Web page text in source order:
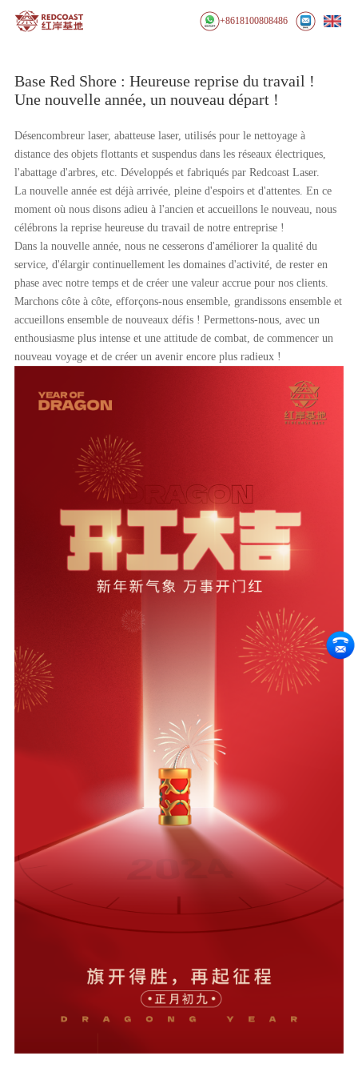
+8618100808486
Base Red Shore : Heureuse reprise du travail !
Une nouvelle année, un nouveau départ !
Désencombreur laser, abatteuse laser, utilisés pour le nettoyage à
distance des objets flottants et suspendus dans les réseaux électriques,
l'abattage d'arbres, etc. Développés et fabriqués par Redcoast Laser.
La nouvelle année est déjà arrivée, pleine d'espoirs et d'attentes. En ce
moment où nous disons adieu à l'ancien et accueillons le nouveau, nous
célébrons la reprise heureuse du travail de notre entreprise !
Dans la nouvelle année, nous ne cesserons d'améliorer la qualité du
service, d'élargir continuellement les domaines d'activité, de rester en
phase avec notre temps et de créer une valeur accrue pour nos clients.
Marchons côte à côte, efforçons-nous ensemble, grandissons ensemble et
accueillons ensemble de nouveaux défis ! Permettons-nous, avec un
enthousiasme plus intense et une attitude de combat, de commencer un
nouveau voyage et de créer un avenir encore plus radieux !